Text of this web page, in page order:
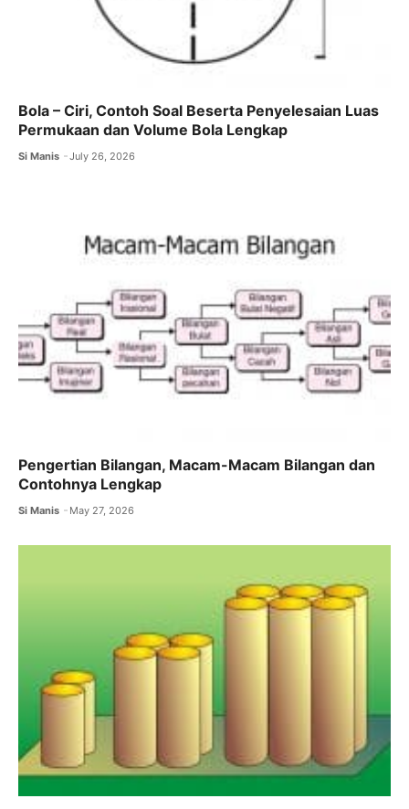
Bola – Ciri, Contoh Soal Beserta Penyelesaian Luas
Permukaan dan Volume Bola Lengkap
Si Manis July 26, 2026
Pengertian Bilangan, Macam-Macam Bilangan dan
Contohnya Lengkap
Si Manis May 27, 2026